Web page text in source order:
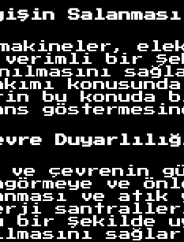
bir
bu
çevrenin
ve
ve atık
şekilde